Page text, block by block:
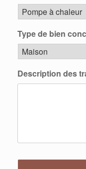
Type de bien
Description des